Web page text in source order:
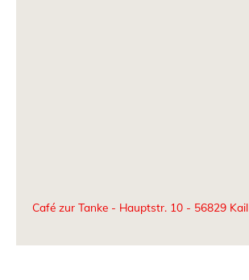
Café zur Tanke - Hauptstr. 10 - 56829 Kail